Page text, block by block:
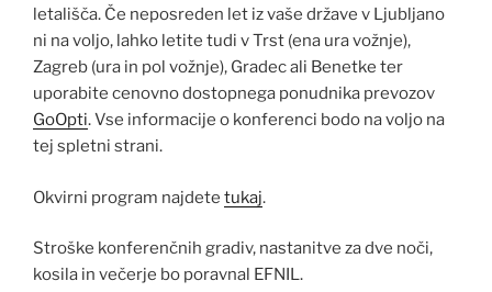
letališča. Če neposreden let iz vaše države v Ljubljano
ni na voljo, lahko letite tudi v Trst (ena ura vožnje),
Zagreb (ura in pol vožnje), Gradec ali Benetke ter
uporabite cenovno dostopnega ponudnika prevozov
GoOpti. Vse informacije o konferenci bodo na voljo na
tej spletni strani.
Okvirni program najdete tukaj.
Stroške konferenčnih gradiv, nastanitve za dve noči,
kosila in večerje bo poravnal EFNIL.